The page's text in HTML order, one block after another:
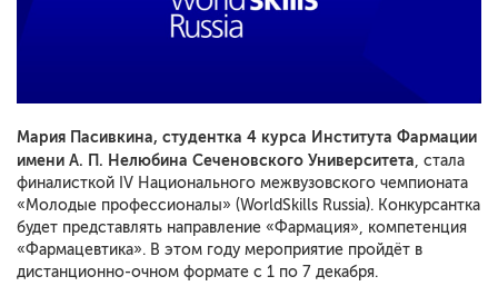
Мария Пасивкина, студентка 4 курса Института Фармации
имени А. П. Нелюбина Сеченовского Университета, стала
финалисткой IV Национального межвузовского чемпионата
«Молодые профессионалы» (WorldSkills Russia). Конкурсантка
будет представлять направление «Фармация», компетенция
«Фармацевтика». В этом году мероприятие пройдёт в
дистанционно-очном формате с 1 по 7 декабря.